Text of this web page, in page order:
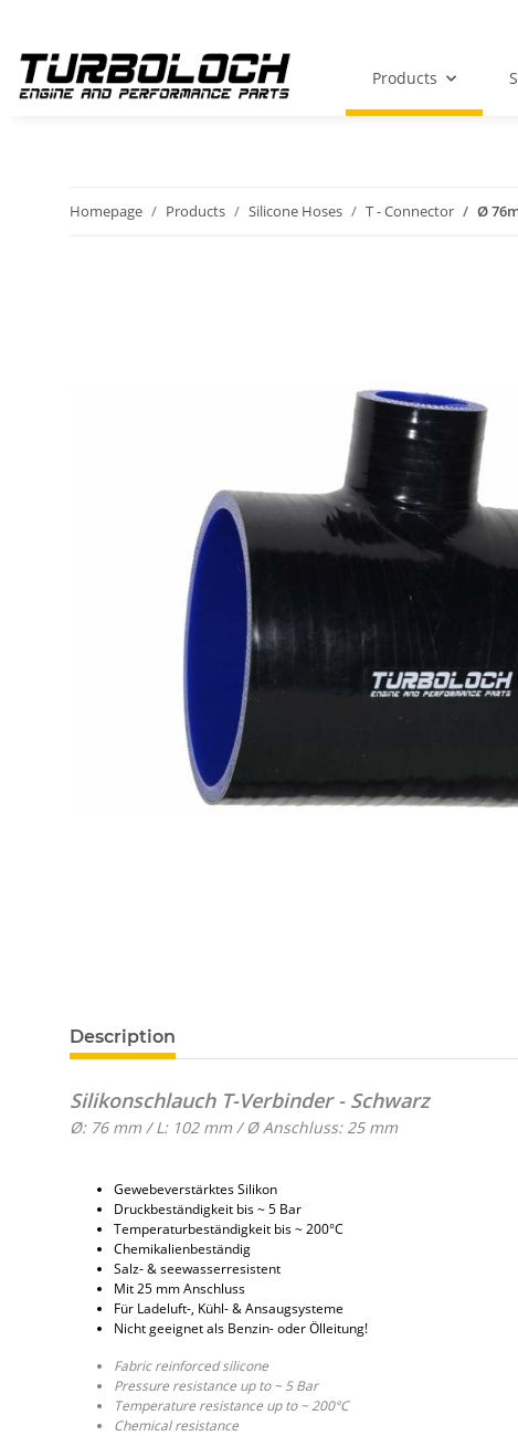
Products
Homepage Products Silicone Hoses T - Connector Ø
Description
Silikonschlauch T-Verbinder - Schwarz
Ø: 76 mm / L: 102 mm / Ø Anschluss: 25 mm
Gewebeverstärktes Silikon
Druckbeständigkeit bis ~ 5 Bar
Temperaturbeständigkeit bis ~ 200°C
Chemikalienbeständig
Salz- & seewasserresistent
Mit 25 mm Anschluss
Für Ladeluft-, Kühl- & Ansaugsysteme
Nicht geeignet als Benzin- oder Ölleitung!
Fabric reinforced silicone
Pressure resistance up to ~ 5 Bar
Temperature resistance up to ~ 200°C
Chemical resistance